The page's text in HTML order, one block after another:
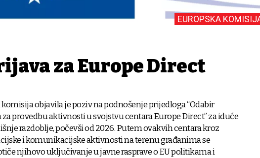
EUROPSKA
za Europe Direct
objavila je poziv na podnošenje prijedloga “Odabir
provedbu aktivnosti u svojstvu centara Europe Direct” za iduće
razdoblje, počevši od 2026. Putem ovakvih centara kroz
i komunikacijske aktivnosti na terenu građanima se
njihovo uključivanje u javne rasprave o EU politikama i